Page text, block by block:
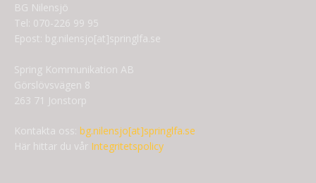
BG Nilensjö
Tel: 070-226 99 95
Epost: bg.nilensjo[at]springlfa.se
Spring Kommunikation AB
Görslövsvägen 8
263 71 Jonstorp
Kontakta oss: bg.nilensjo[at]springlfa.se
Här hittar du vår Integritetspolicy